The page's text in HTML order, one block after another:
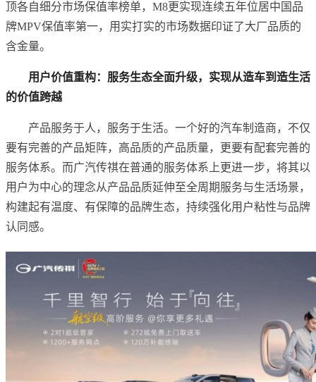
顶各自细分市场保值率榜单，M8更实现连续五年位居中国品
牌MPV保值率第一，用实打实的市场数据印证了大厂品质的
含金量。
用户价值重构：服务生态全面升级，实现从造车到造生活
的价值跨越
产品服务于人，服务于生活。一个好的汽车制造商，不仅
要有完善的产品矩阵，高品质的产品质量，更要有配套完善的
服务体系。而广汽传祺在普通的服务体系上更进一步，将其以
用户为中心的理念从产品品质延伸至全周期服务与生活场景，
构建起有温度、有保障的品牌生态，持续强化用户粘性与品牌
认同感。